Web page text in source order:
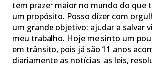
tem prazer maior no mundo do que
um propósito. Posso dizer com
um grande objetivo: ajudar a salvar
meu trabalho. Hoje me sinto um
em trânsito, pois já são 11 anos
diariamente as notícias, as leis,